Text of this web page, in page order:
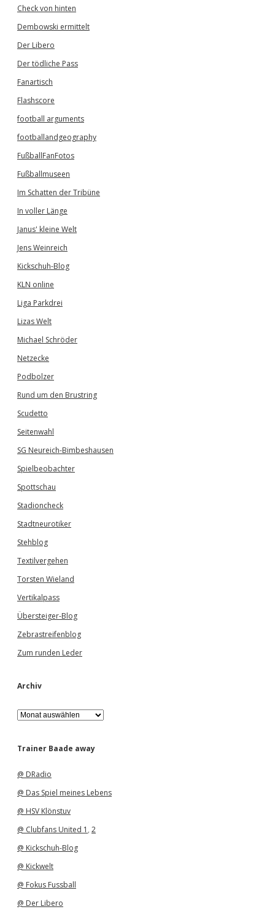
Check von hinten
Dembowski ermittelt
Der Libero
Der tödliche Pass
Fanartisch
Flashscore
football arguments
footballandgeography
FußballFanFotos
Fußballmuseen
Im Schatten der Tribüne
In voller Länge
Janus' kleine Welt
Jens Weinreich
Kickschuh-Blog
KLN online
Liga Parkdrei
Lizas Welt
Michael Schröder
Netzecke
Podbolzer
Rund um den Brustring
Scudetto
Seitenwahl
SG Neureich-Bimbeshausen
Spielbeobachter
Spottschau
Stadioncheck
Stadtneurotiker
Stehblog
Textilvergehen
Torsten Wieland
Vertikalpass
Übersteiger-Blog
Zebrastreifenblog
Zum runden Leder
Archiv
A
r
h
Trainer Baade away
@ DRadio
@ Das Spiel meines Lebens
@ HSV Klönstuv
@ Clubfans United 1 , 2
@ Kickschuh-Blog
@ Kickwelt
@ Fokus Fussball
@ Der Libero